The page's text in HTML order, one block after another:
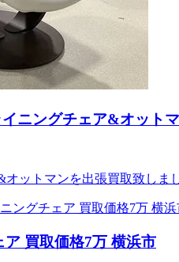
ニングチェア&オット
ットマンを出張買取致し
買取価格7万 横浜市